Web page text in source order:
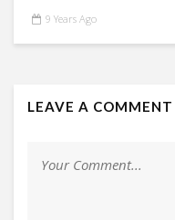
9 Years Ago
LEAVE A COMMENT